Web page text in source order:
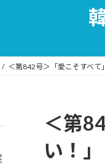
＜第842号＞「愛こそすべて
＜第
い！」